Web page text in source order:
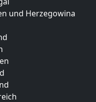
und Herzegowina